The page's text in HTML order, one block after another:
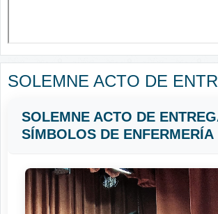
SOLEMNE ACTO DE
SÍMBOLOS DE ENFERMERÍA